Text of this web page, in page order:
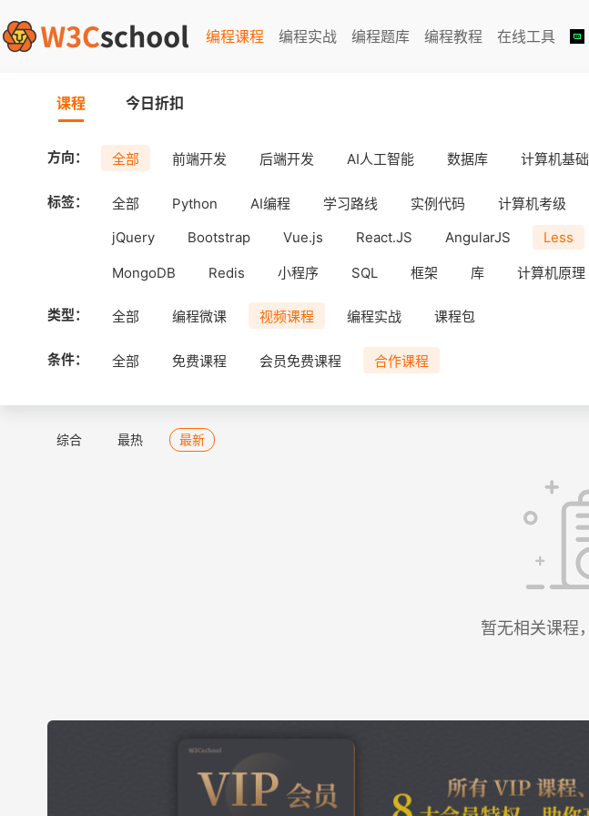
编程课程 编程实战 编程题库 编程教程 在线工具
课程 今日折扣
方向： 全部 前端开发 后端开发 AI人工智能 数据库 计算机基础
标签： 全部 Python AI编程 学习路线 实例代码 计算机考级
jQuery
Bootstrap Vue.js React.JS AngularJS Less
MongoDB Redis 小程序 SQL 框架 库 计算机原理
工具 Android uni-app APICloud iOS
类型： 全部 编程微课 视频课程 编程实战 课程包
条件： 全部 免费课程 会员免费课程 合作课程
综合 最热 最新
暂无相关课程，